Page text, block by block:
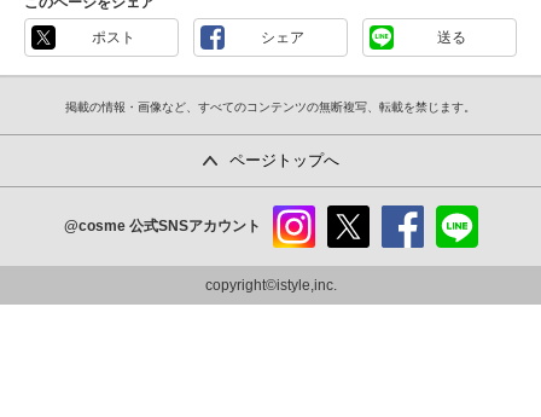
ポスト シェア 送る
掲載の情報・画像など、すべてのコンテンツの無断複写、転載を禁じます。
ページトップへ
@cosme 公式SNSアカウント
ram
copyright©istyle,inc.